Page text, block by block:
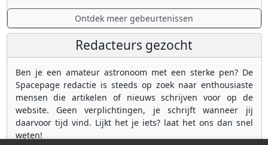
Ontdek meer gebeurtenissen
Redacteurs gezocht
Ben je een amateur astronoom met een sterke pen? De
Spacepage redactie is steeds op zoek naar enthousiaste
mensen die artikelen of nieuws schrijven voor op de
website. Geen verplichtingen, je schrijft wanneer jij
daarvoor tijd vind. Lijkt het je iets? laat het ons dan snel
weten!